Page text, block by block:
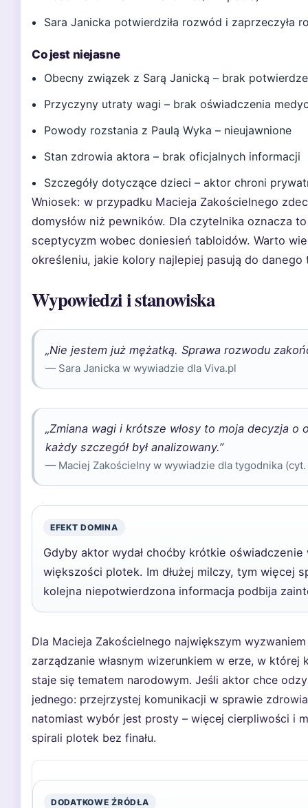
Sara Janicka potwierdziła rozwód i zaprzeczyła
Co jest niejasne
Obecny związek z Sarą Janicką – brak
Przyczyny utraty wagi – brak oświadczenia
Powody rozstania z Paulą Wyka – nieujawnione
Stan zdrowia aktora – brak oficjalnych informacji
Szczegóły dotyczące dzieci – aktor chroni
Wniosek: w przypadku Macieja Zakościelnego
domysłów niż pewników. Dla czytelnika oznacza
sceptycyzm wobec doniesień tabloidów. Warto
określeniu, jakie kolory najlepiej pasują do danego
Wypowiedzi i stanowiska
„Nie jestem już mężatką. Sprawa rozwodu
— Sara Janicka w wywiadzie dla Viva.pl
„Zmiana wagi i krótsze włosy to moja decyzja
każdy szczegół był analizowany.”
— Maciej Zakościelny w wywiadzie dla tygodnika
EFEKT DOMINA
Gdyby aktor wydał choćby krótkie oświadczenie
większości plotek. Im dłużej milczy, tym więcej
kolejna niepotwierdzona informacja podbija
Dla Macieja Zakościelnego największym
zarządzanie własnym wizerunkiem w erze, w
staje się tematem narodowym. Jeśli aktor chce
jednego: przejrzystej komunikacji w sprawie
natomiast wybór jest prosty – więcej cierpliwości i
spirali plotek bez finału.
DODATKOWE ŹRÓDŁA